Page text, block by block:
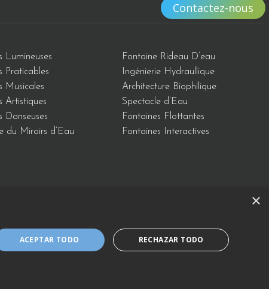
Contactez-nous
Lumineuses
Praticables
Musicales
Artistiques
Danseuses
du Miroirs d’Eau
Fontaine Rideau D’eau
Ingénierie Hydraullique
Architecture Biophilique
Spectacle d’Eau
Fontaines Flottantes
Fontaines Interactives
Avis Légal et Politique du Système de Gestion Intégré
×
ACEPTAR TODO RECHAZAR TODO